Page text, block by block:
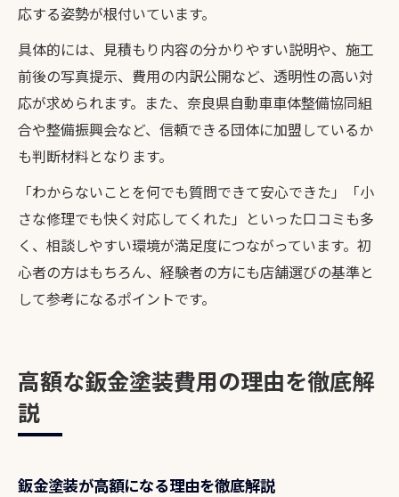
応する姿勢が根付いています。
具体的には、見積もり内容の分かりやすい説明や、施工
前後の写真提示、費用の内訳公開など、透明性の高い対
応が求められます。また、奈良県自動車車体整備協同組
合や整備振興会など、信頼できる団体に加盟しているか
も判断材料となります。
「わからないことを何でも質問できて安心できた」「小
さな修理でも快く対応してくれた」といった口コミも多
く、相談しやすい環境が満足度につながっています。初
心者の方はもちろん、経験者の方にも店舗選びの基準と
して参考になるポイントです。
高額な鈑金塗装費用の理由を徹底解
説
鈑金塗装が高額になる理由を徹底解説